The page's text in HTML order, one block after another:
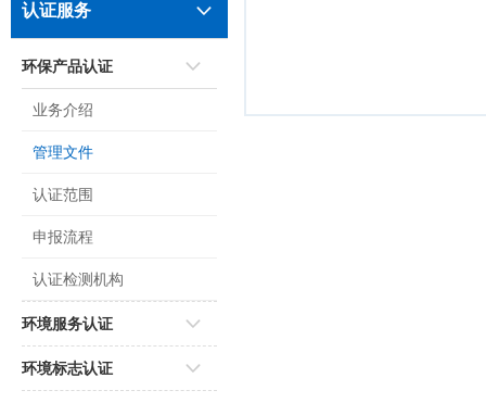
认证服务
环保产品认证
业务介绍
管理文件
认证范围
申报流程
认证检测机构
环境服务认证
环境标志认证